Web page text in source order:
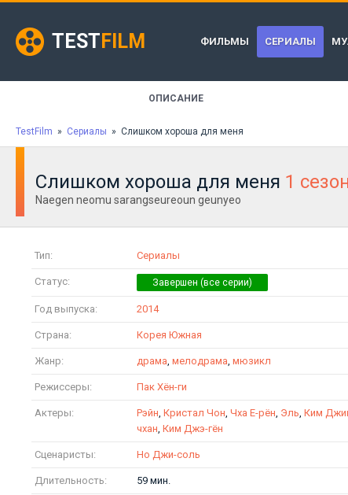
TEST FILM ФИЛЬМЫ СЕРИАЛЫ
ОПИСАНИЕ
TestFilm » Сериалы » Слишком хороша для меня
Слишком хороша для меня 1
Naegen neomu sarangseureoun geunyeo
Тип: Сериалы
Статус:
Год выпуска: 2014
Страна: Корея Южная
Жанр: драма, мелодрама, мюзикл
Режиссеры: Пак Хён-ги
Актеры: Рэйн, Кристал Чон, Чха Е-рён, Эль, Ким
чхан, Ким Джэ-гён
Сценаристы: Но Джи-соль
Длительность: 59 мин.